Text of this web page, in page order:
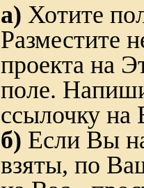
а) Хотите
Разместите
проекта на
поле.
ссылочку
б) Если Вы
взяты, по